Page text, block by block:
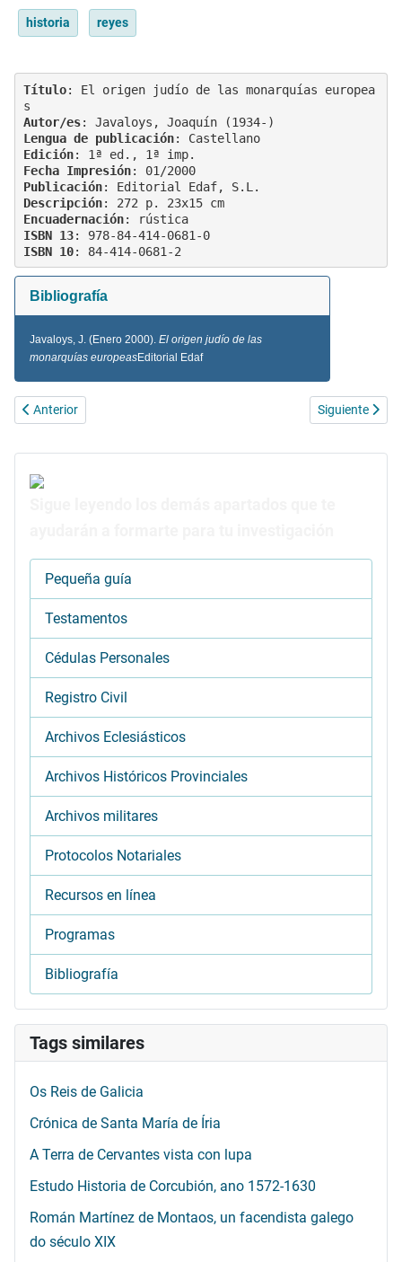
historia reyes
Título: El origen judío de las monarquías europea
Autor/es
Lengua de publicación
: Castellano
Edición
Fecha Impresión: 01/2000
Publicación
Descripción
: 272 p. 23x15 cm
Encuadernación
: rústica
ISBN 13
: 978-84-414-0681-0
ISBN 10
Bibliografía
Javaloys, J. (Enero 2000). El origen judío de las
monarquías europeasEditorial Edaf
Artículo anterior: Reboreda: os camiños da identidade
Anterior Artículo
Siguiente
Pequeña guía
Testamentos
Cédulas Personales
Registro Civil
Archivos Eclesiásticos
Archivos Históricos Provinciales
Archivos militares
Protocolos Notariales
Recursos en línea
Programas
Bibliografía
Tags similares
Os Reis de Galicia
Crónica de Santa María de Íria
A Terra de Cervantes vista con lupa
Estudo Historia de Corcubión, ano 1572-1630
Román Martínez de Montaos, un facendista galego
do século XIX